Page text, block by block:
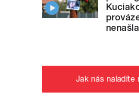
nenašla
Jak nás naladíte